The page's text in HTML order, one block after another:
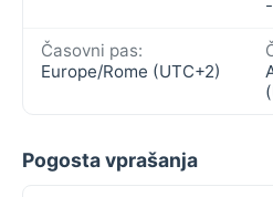
Časovni pas:
Europe/Rome (UTC+2)
Pogosta vprašanja